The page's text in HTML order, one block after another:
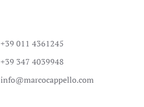
+39 011 4361245
+39 347 4039948
info@marcocappello.com